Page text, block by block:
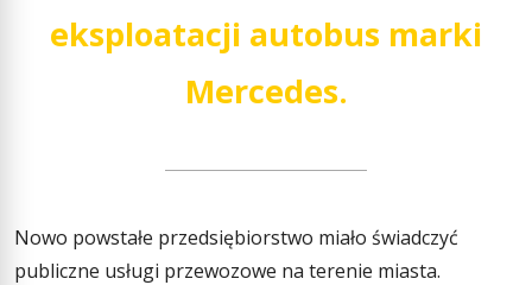
eksploatacji autobus marki
Mercedes.
Nowo powstałe przedsiębiorstwo miało świadczyć
publiczne usługi przewozowe na terenie miasta.